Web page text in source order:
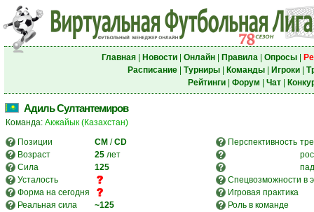
Главная| Новости| Онлайн| Правила| Опросы|
Расписание| Турниры| Команды| Игроки|
Рейтинги| Форум Чат|
Адиль Султантемиров
Команда: Акжайык (Казахстан)
Позиции
CM /CD Перспективность
Возраст
25 лет
Сила
125
Усталость
Спецвозможности в
Форма на сегодня
Игровая практика
Реальная сила
~125
Роль в команде